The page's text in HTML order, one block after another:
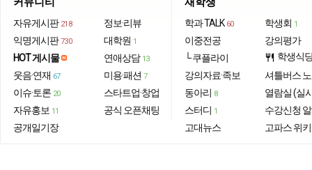
자유게시판 218
익명게시판 730
HOT 게시물
웃음·연재 67
이슈·토론 20
자유홍보 11
공개일기장
정보·리뷰
대학원 1
연애상담 13
미용·패션 7
스타트업·창업
공식 오픈채팅
학과 TALK 60
이중전공
└ 쿠플라이
강의자료·족보
동아리 8
스터디 1
고대뉴스
학생회 1
강의평가
restaurant 학생식
셔틀버스
열람실 (실
수강신청
고파스 위키